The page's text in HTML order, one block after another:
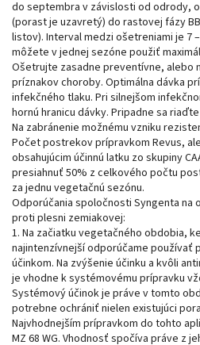
do septembra v závislosti od odrody,
(porast je uzavretý) do rastovej fázy
listov). Interval medzi ošetreniami je 7
môžete v jednej sezóne použiť
Ošetrujte zasadne preventívne, alebo
príznakov choroby. Optimálna dávka
infekčného tlaku. Pri silnejšom
hornú hranicu dávky. Pripadne sa
Na zabránenie možnému vzniku
Počet postrekov prípravkom Revus,
obsahujúcim účinnú latku zo skupiny
presiahnuť 50% z celkového počtu
za jednu vegetačnú sezónu.
Odporúčania spoločnosti Syngenta na
proti plesni zemiakovej:
1. Na začiatku vegetačného obdobia,
najintenzívnejší odporúčame používať
účinkom. Na zvýšenie účinku a kvôli
je vhodne k systémovému prípravku
Systémový účinok je práve v tomto
potrebne ochrániť nielen existujúci
Najvhodnejším prípravkom do tohto
MZ 68 WG. Vhodnosť spočíva práve z